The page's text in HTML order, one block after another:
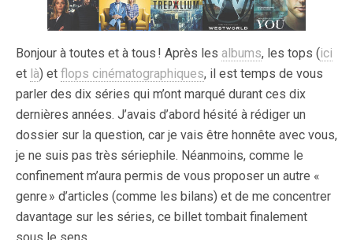
Bonjour à toutes et à tous ! Après les albums, les tops (ici
et là) et flops cinématographiques, il est temps de vous
parler des dix séries qui m’ont marqué durant ces dix
dernières années. J’avais d’abord hésité à rédiger un
dossier sur la question, car je vais être honnête avec vous,
je ne suis pas très sériephile. Néanmoins, comme le
confinement m’aura permis de vous proposer un autre «
genre » d’articles (comme les bilans) et de me concentrer
davantage sur les séries, ce billet tombait finalement